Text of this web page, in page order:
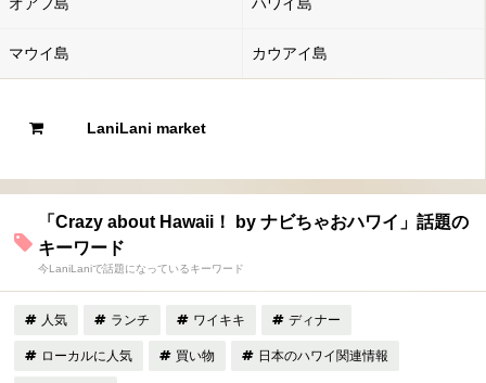
マウイ島 カウアイ島
LaniLani market
「Crazy about Hawaii！ by ナビちゃおハワイ」話題の
キーワード
今LaniLaniで話題になっているキーワード
人気 ランチ ワイキキ ディナー
ローカルに人気 買い物 日本のハワイ関連情報